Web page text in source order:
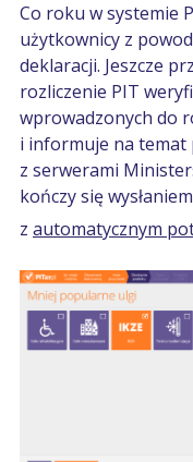
Co roku w systemie
użytkownicy z
deklaracji. Jeszcze
rozliczenie PIT
wprowadzonych do
i informuje na
z serwerami
kończy się
z automatycznym